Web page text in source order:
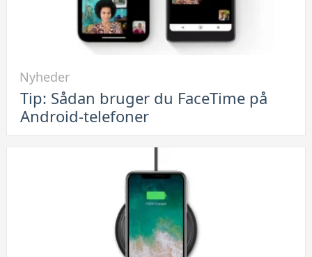
Tip:
Sådan
Nyheder
Tip: Sådan bruger du FaceTime på
Android-telefoner